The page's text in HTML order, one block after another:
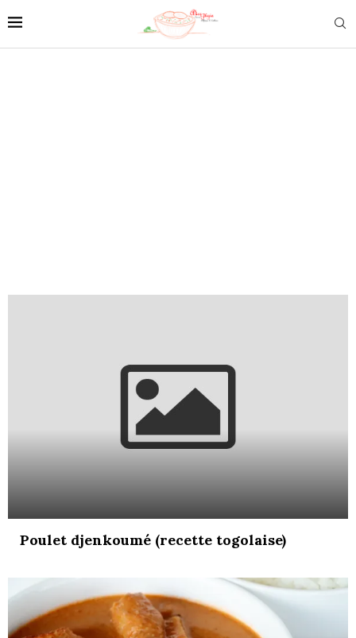
Poulet djenkoumé (recette togolaise)